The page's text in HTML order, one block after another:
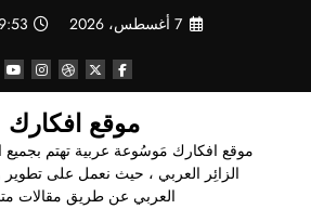
7 أغسطس، 2026 AM
موقع افكارك
موقع افكارك مَوسُوعة عربية تهتم بجميع
الزائِر العربي ، حيث نعمل على تطوير
العربي عن طريق مقالات